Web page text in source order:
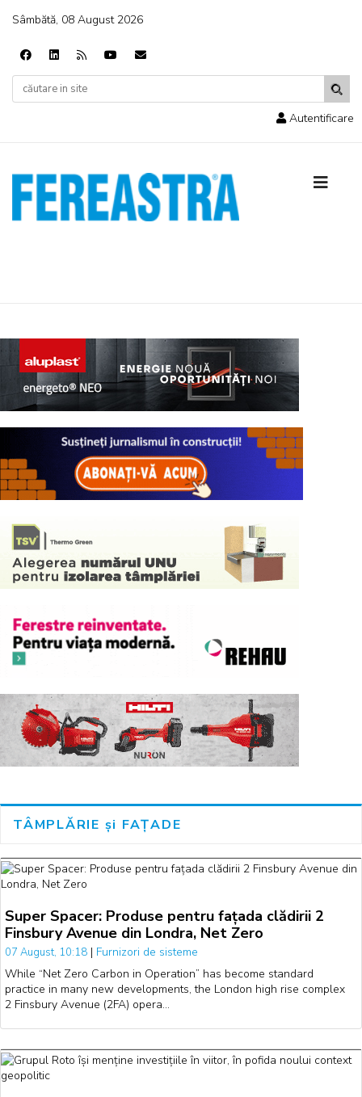
Sâmbătă, 08 August 2026
Autentificare
TÂMPLĂRIE și FAȚADE
Super Spacer: Produse pentru fațada clădirii 2
Finsbury Avenue din Londra, Net Zero
07 August, 10:18 | Furnizori de sisteme
While “Net Zero Carbon in Operation” has become standard
practice in many new developments, the London high rise complex
2 Finsbury Avenue (2FA) opera…